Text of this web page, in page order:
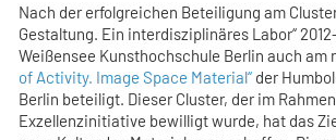
Nach der erfolgreichen Beteiligung am
Gestaltung. Ein interdisziplinäres Labor“
Weißensee Kunsthochschule Berlin auch am
of Activity. Image Space Material“ der
Berlin beteiligt. Dieser Cluster, der im
Exzellenzinitiative bewilligt wurde, hat das